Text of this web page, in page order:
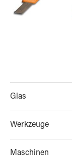
Glas
Werkzeuge
Maschinen